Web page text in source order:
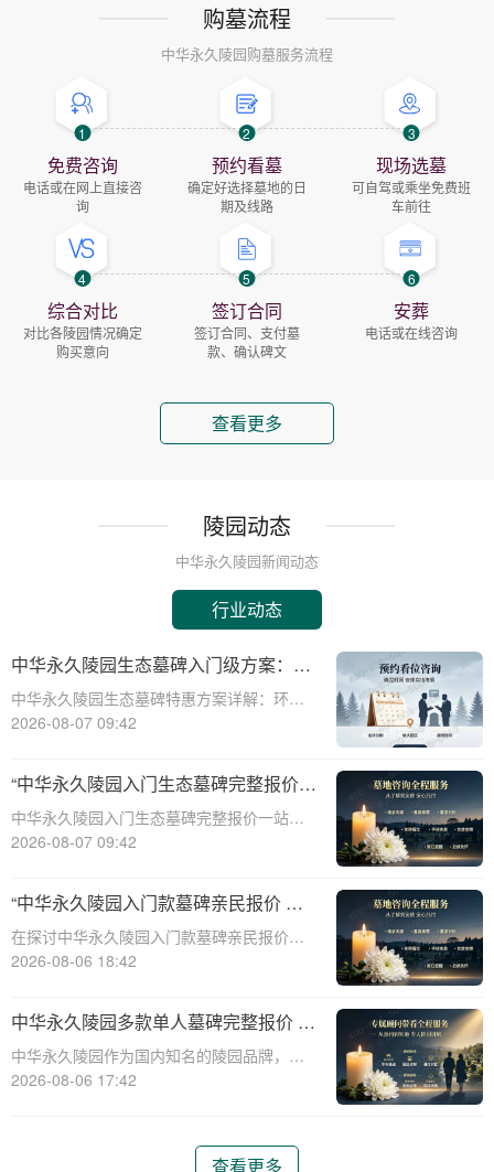
购墓流程
中华永久陵园购墓服务流程
1
免费咨询
电话或在网上直接咨
询
2
预约看墓
确定好选择墓地的日
期及线路
3
现场选墓
可自驾或乘坐免费班
车前往
4
综合对比
对比各陵园情况确定
购买意向
5
签订合同
签订合同、支付墓
款、确认碑文
6
安葬
电话或在线咨询
查看更多
陵园动态
中华永久陵园新闻动态
行业动态
中华永久陵园生态墓碑入门级方案：完
整报价与一站式服务打包特惠解析
中华永久陵园生态墓碑特惠方案详解：环
保、经济、个性化选择☎ 中华永久陵园电
提升，选择一个环保且经济的陵园及墓碑成
为许多家庭的考虑。中华永久陵园，作
2026-08-07 09:42
“中华永久陵园入门生态墓碑完整报价
一站式服务打包特惠详解”
中华永久陵园入门生态墓碑完整报价一站式
服务打包特惠详解☎ 中华永久陵园电话:400-
之一，一直致力于提供高品质、个性化的墓
碑服务。生态墓碑作为一种环保、
2026-08-07 09:42
“中华永久陵园入门款墓碑亲民报价 一
次性付清享折上折：超值优惠与便捷选
择的完美结合”
在探讨中华永久陵园入门款墓碑亲民报价这
一主题时，我们首先需要理解墓碑选择的重
对逝者的纪念，也是对生者情感的寄托。因
此，选择一款既符合预算又具有纪念意义的
墓碑显得尤
2026-08-06 18:42
中华永久陵园多款单人墓碑完整报价 淡
季下单直降数千元详解
中华永久陵园作为国内知名的陵园品牌，提
供多种单人墓碑选择，满足不同客户的需
元的优惠政策，帮助消费者做出明智的选
2026-08-06 17:42
查看更多